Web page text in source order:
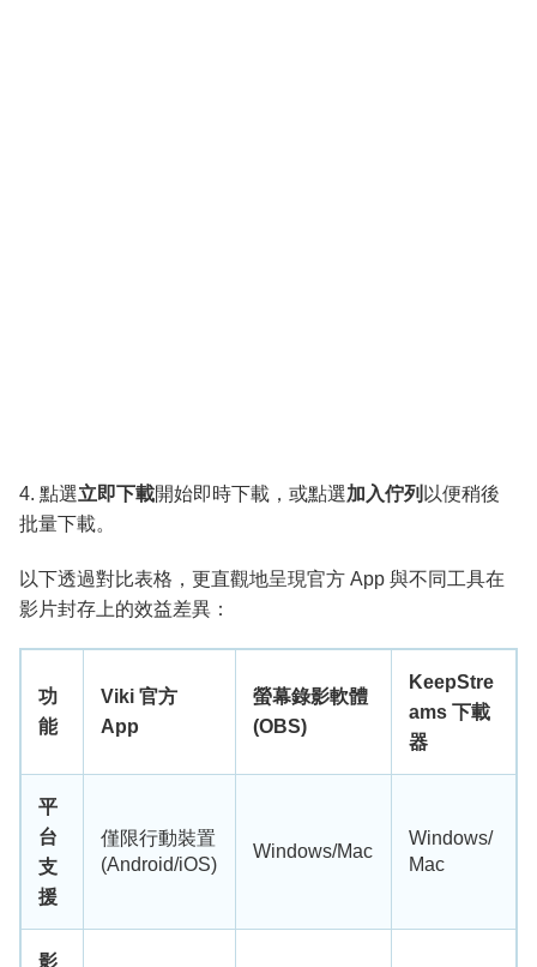
4. 點選立即下載開始即時下載，或點選加入佇列 以便稍後
批量下載。
以下透過對比表格，更直觀地呈現官方 App 與不同工具在
影片封存上的效益差異：
功
能
Viki 官方
App
螢幕錄影軟體
(OBS)
KeepStre
ams 下載
器
平
台
支
援
僅限行動裝置
(Android/iOS)
Windows/Mac
Windows/
Mac
影